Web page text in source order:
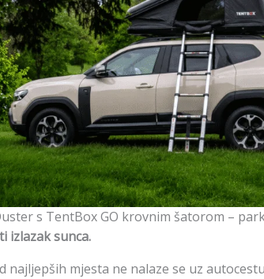
s TentBox GO krovnim šatorom –
izlazak sunca.
najljepših mjesta ne nalaze se uz